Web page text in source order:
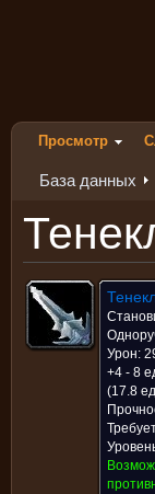
Просмотр
База данных
Урон:
+4 - 8
(17.8